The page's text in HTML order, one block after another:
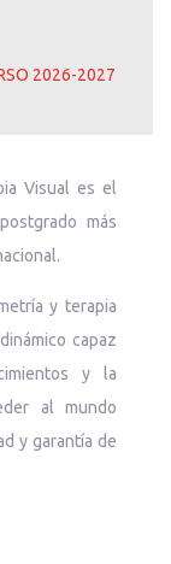
2026-2027
Visual es el
más
y terapia
capaz
y la
al mundo
y garantía de